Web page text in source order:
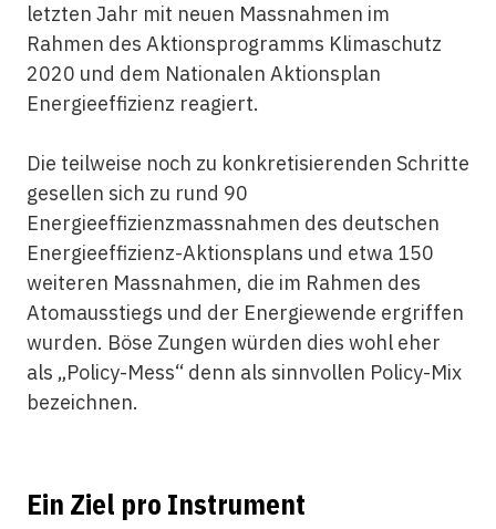
letzten Jahr mit neuen Massnahmen im
Rahmen des Aktionsprogramms Klimaschutz
2020 und dem Nationalen Aktionsplan
Energieeffizienz reagiert.
Die teilweise noch zu konkretisierenden Schritte
gesellen sich zu rund 90
Energieeffizienzmassnahmen des deutschen
Energieeffizienz-Aktionsplans und etwa 150
weiteren Massnahmen, die im Rahmen des
Atomausstiegs und der Energiewende ergriffen
wurden. Böse Zungen würden dies wohl eher
als „Policy-Mess“ denn als sinnvollen Policy-Mix
bezeichnen.
Ein Ziel pro Instrument